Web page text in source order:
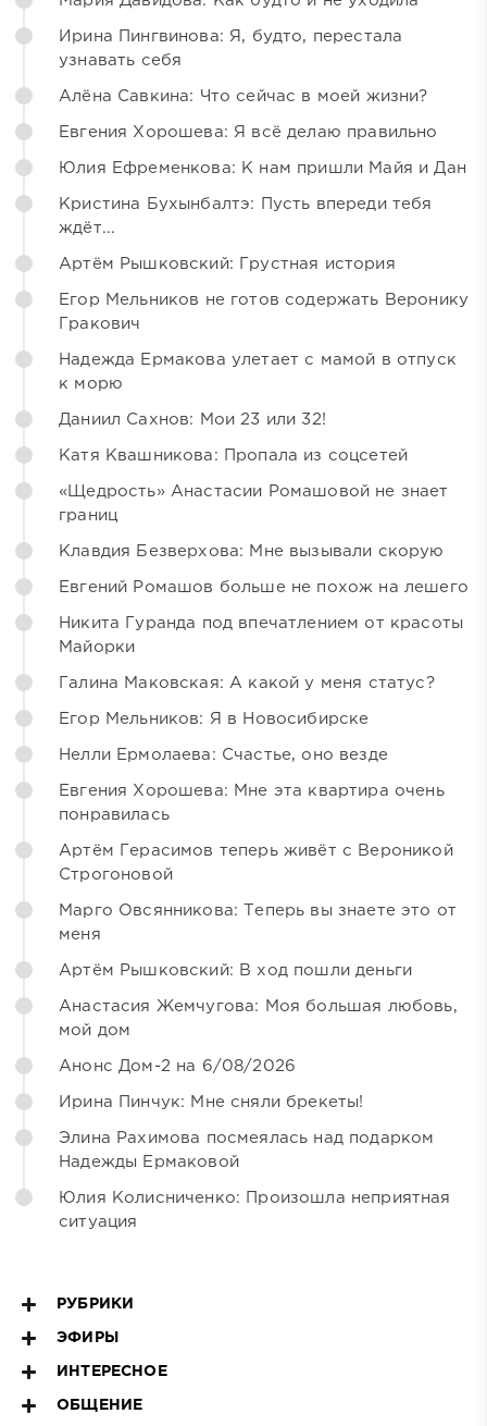
Ирина Пингвинова: Я, будто, перестала
узнавать себя
Алёна Савкина: Что сейчас в моей жизни?
Евгения Хорошева: Я всё делаю правильно
Юлия Ефременкова: К нам пришли Майя и Дан
Кристина Бухынбалтэ: Пусть впереди тебя
ждёт...
Артём Рышковский: Грустная история
Егор Мельников не готов содержать Веронику
Гракович
Надежда Ермакова улетает с мамой в отпуск
к морю
Даниил Сахнов: Мои 23 или 32!
Катя Квашникова: Пропала из соцсетей
«Щедрость» Анастасии Ромашовой не знает
границ
Клавдия Безверхова: Мне вызывали скорую
Евгений Ромашов больше не похож на лешего
Никита Гуранда под впечатлением от красоты
Майорки
Галина Маковская: А какой у меня статус?
Егор Мельников: Я в Новосибирске
Нелли Ермолаева: Счастье, оно везде
Евгения Хорошева: Мне эта квартира очень
понравилась
Артём Герасимов теперь живёт с Вероникой
Строгоновой
Марго Овсянникова: Теперь вы знаете это от
меня
Артём Рышковский: В ход пошли деньги
Анастасия Жемчугова: Моя большая любовь,
мой дом
Анонс Дом-2 на 6/08/2026
Ирина Пинчук: Мне сняли брекеты!
Элина Рахимова посмеялась над подарком
Надежды Ермаковой
Юлия Колисниченко: Произошла неприятная
ситуация
РУБРИКИ
ЭФИРЫ
ИНТЕРЕСНОЕ
ОБЩЕНИЕ